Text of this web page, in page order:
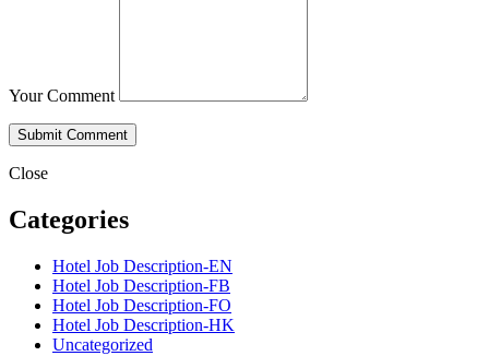
Your Comment
Close
Categories
Hotel Job Description-EN
Hotel Job Description-FB
Hotel Job Description-FO
Hotel Job Description-HK
Uncategorized